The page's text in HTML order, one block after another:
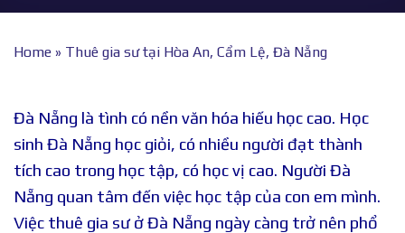
Home » Thuê gia sư tại Hòa An, Cẩm Lệ, Đà Nẵng
Đà Nẵng là tình có nền văn hóa hiếu học cao. Học
sinh Đà Nẵng học giỏi, có nhiều người đạt thành
tích cao trong học tập, có học vị cao. Người Đà
Nẵng quan tâm đến việc học tập của con em mình.
Việc thuê gia sư ở Đà Nẵng ngày càng trở nên phổ